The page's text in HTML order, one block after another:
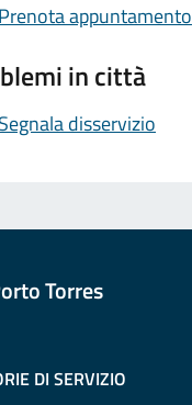
appuntamento
in città
disservizio
Torres
DI SERVIZIO